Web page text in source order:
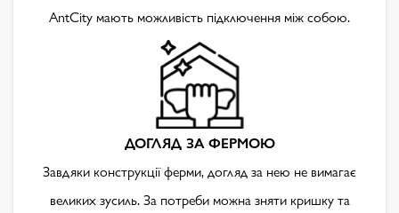
AntCity мають можливість підключення між собою.
ДОГЛЯД ЗА ФЕРМОЮ
Завдяки конструкції ферми, догляд за нею не вимагає
великих зусиль. За потреби можна зняти кришку та